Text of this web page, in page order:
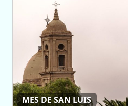
MES DE SAN LUIS